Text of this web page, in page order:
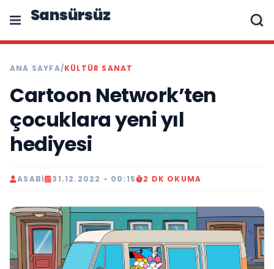
Sansürsüz
ANA SAYFA/KÜLTÜR SANAT
Cartoon Network’ten
çocuklara yeni yıl
hediyesi
ASABI 31.12.2022 - 00:15 2 DK OKUMA